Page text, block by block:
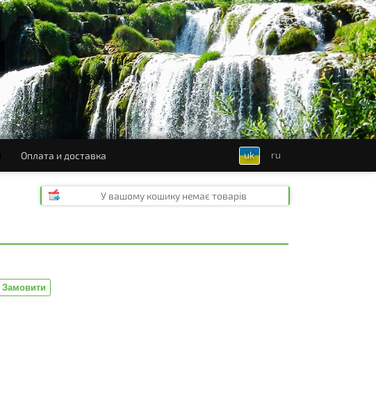
Оплата и доставка uk ru
У вашому кошику немає товарів
Замовити